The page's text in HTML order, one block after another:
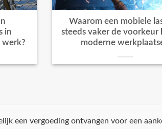
in
werk?
Waarom een mobiele
steeds vaker de voorkeur
moderne
een vergoeding ontvangen voor een